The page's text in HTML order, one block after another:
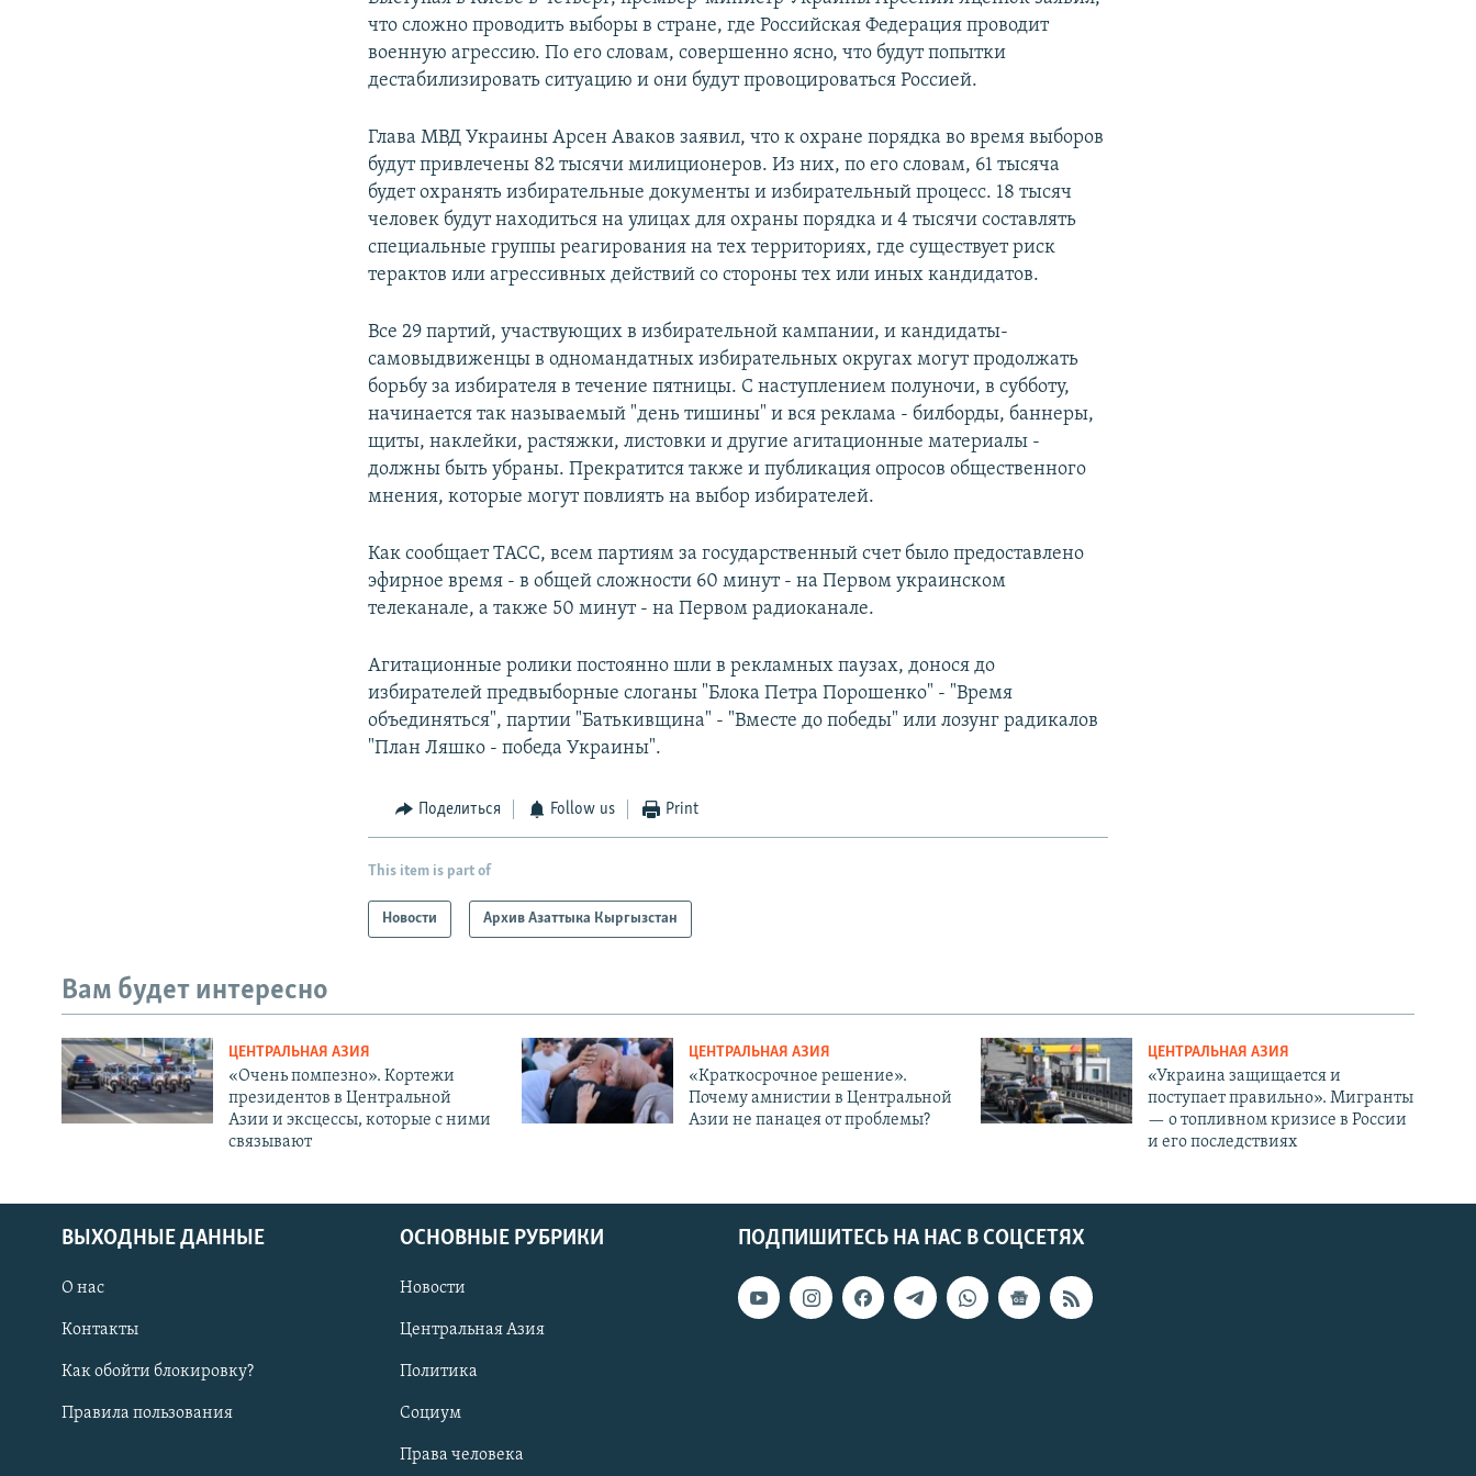
что сложно проводить выборы в стране, где Российская Федерация проводит
военную агрессию. По его словам, совершенно ясно, что будут попытки
дестабилизировать ситуацию и они будут провоцироваться Россией.
Глава МВД Украины Арсен Аваков заявил, что к охране порядка во время выборов
будут привлечены 82 тысячи милиционеров. Из них, по его словам, 61 тысяча
будет охранять избирательные документы и избирательный процесс. 18 тысяч
человек будут находиться на улицах для охраны порядка и 4 тысячи составлять
специальные группы реагирования на тех территориях, где существует риск
терактов или агрессивных действий со стороны тех или иных кандидатов.
Все 29 партий, участвующих в избирательной кампании, и кандидаты-
самовыдвиженцы в одномандатных избирательных округах могут продолжать
борьбу за избирателя в течение пятницы. С наступлением полуночи, в субботу,
начинается так называемый "день тишины" и вся реклама - билборды, баннеры,
щиты, наклейки, растяжки, листовки и другие агитационные материалы -
должны быть убраны. Прекратится также и публикация опросов общественного
мнения, которые могут повлиять на выбор избирателей.
Как сообщает ТАСС, всем партиям за государственный счет было предоставлено
эфирное время - в общей сложности 60 минут - на Первом украинском
телеканале, а также 50 минут - на Первом радиоканале.
Агитационные ролики постоянно шли в рекламных паузах, донося до
избирателей предвыборные слоганы "Блока Петра Порошенко" - "Время
объединяться", партии "Батькивщина" - "Вместе до победы" или лозунг радикалов
"План Ляшко - победа Украины".
Поделиться Follow us Print
This item is part of
Новости Архив Азаттыка Кыргызстан
Вам будет интересно
ЦЕНТРАЛЬНАЯ АЗИЯ
«Очень помпезно». Кортежи
президентов в Центральной
Азии и эксцессы, которые с ними
связывают
ЦЕНТРАЛЬНАЯ АЗИЯ
«Краткосрочное решение».
Почему амнистии в Центральной
Азии не панацея от проблемы?
ЦЕНТРАЛЬНАЯ АЗИЯ
«Украина защищается и
поступает правильно». Мигранты
— о топливном кризисе в России
и его последствиях
ПОДПИШИТЕСЬ НА НАС В СОЦСЕТЯХ
ВЫХОДНЫЕ ДАННЫЕ
О нас
Контакты
Как обойти блокировку?
Правила пользования
ОСНОВНЫЕ РУБРИКИ
Новости
Центральная Азия
Политика
Социум
Права человека